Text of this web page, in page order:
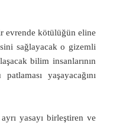
evrende kötülüğün eline
sağlayacak o gizemli
bilim insanlarının
yaşayacağını
yasayı birleştiren ve